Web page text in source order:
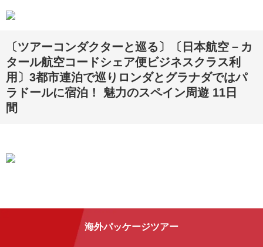
〔ツアーコンダクターと巡る〕〔日本航空－カ
タール航空コードシェア便ビジネスクラス利
用〕3都市連泊で巡りロンダとグラナダではパ
ラドールに宿泊！ 魅力のスペイン周遊 11日
間
海外パッケージツアー